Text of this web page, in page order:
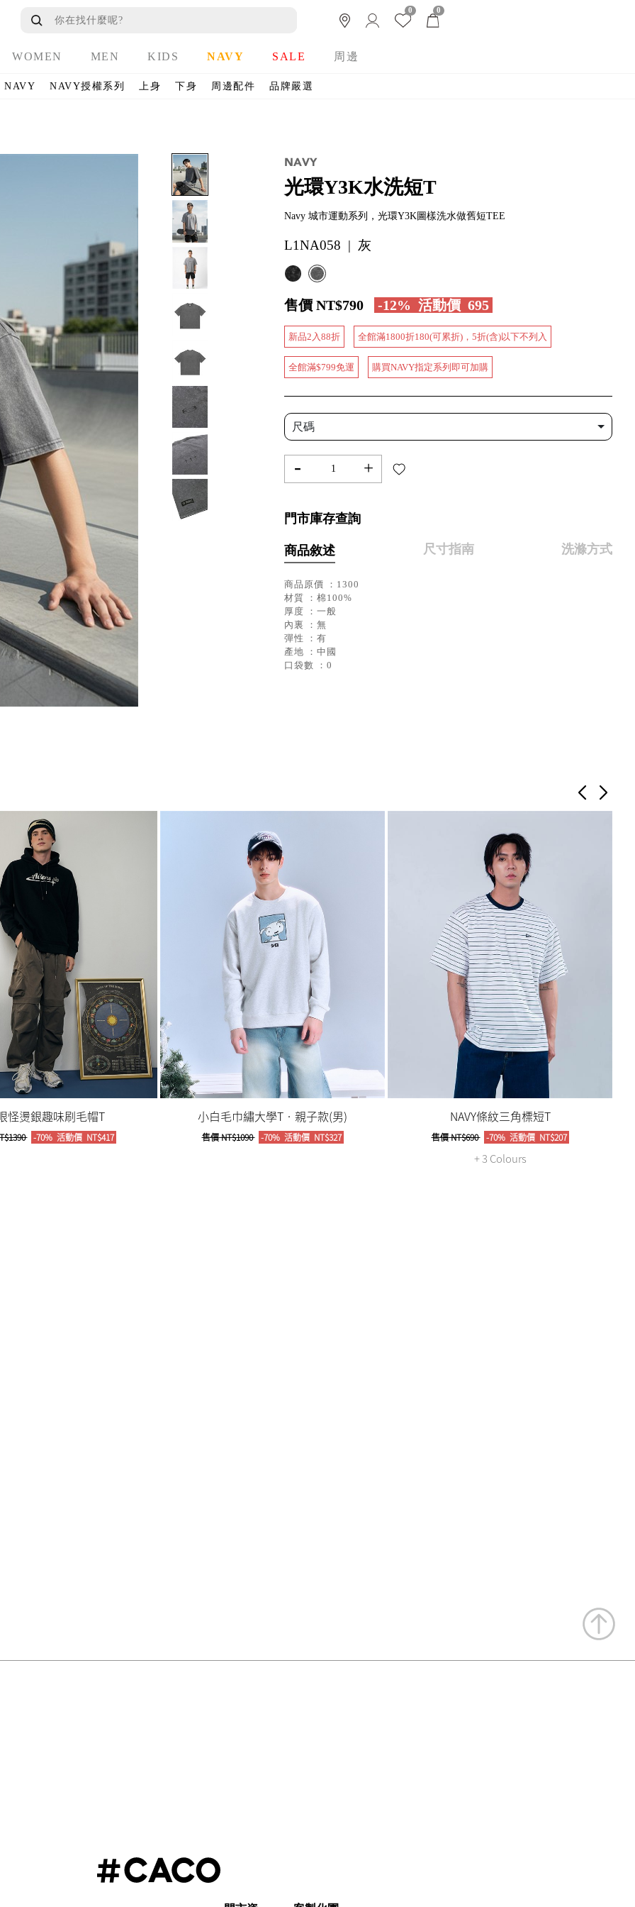
0 0
WOMEN MEN KIDS NAVY SALE 周邊
NAVY NAVY授權系列 上身 下身 周邊配件 品牌嚴選
光環Y3K水洗短T
Navy 城市運動系列，光環Y3K圖樣洗水做舊短TEE
L1NA058 | 灰
售價 NT$790 -12% 活動價 695
新品2入88折 全館滿1800折180(可累折)，5折(含)以下不列入
全館滿$799免運 購買NAVY指定系列即可加購
尺碼
- +
門市庫存查詢
商品敘述 尺寸指南 洗滌方式
商品原價 ：1300
材質 ：棉100%
厚度 ：一般
內裏 ：無
彈性 ：有
產地 ：中國
口袋數 ：0
怪燙銀趣味刷毛帽T
-70% 活動價NT$417
小白毛巾繡大學T‧親子款(男)
售價NT$1090 -70% 活動價NT$327
NAVY條紋三角標短T
售價NT$690 -70% 活動價NT$207
+ 3 Colours